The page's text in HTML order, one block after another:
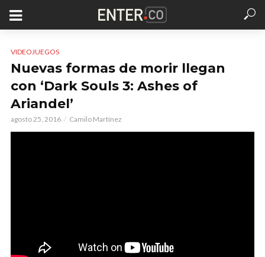
VIDEOJUEGOS
Nuevas formas de morir llegan
con ‘Dark Souls 3: Ashes of
Ariandel’
agosto 25, 2016 Camilo Martínez